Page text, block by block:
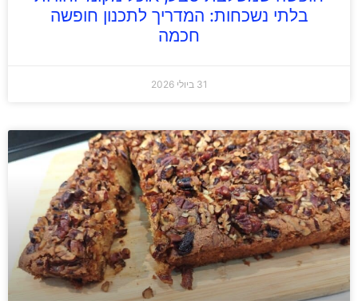
בלתי נשכחות: המדריך לתכנון חופשה
חכמה
31 ביולי 2026